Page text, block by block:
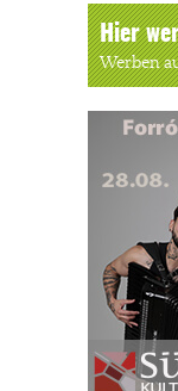
Hier
Werben